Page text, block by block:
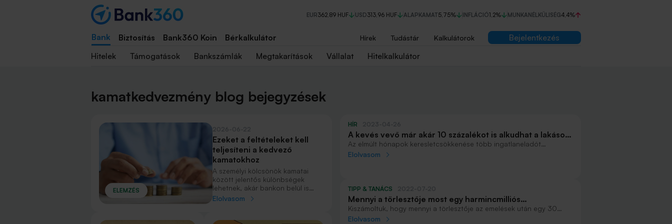
EUR362,89 HUF USD313,96 HUF ALAPKAMAT5,75% INFLÁCIÓ1,2% MUNKANÉLKÜLISÉG4,4%
Bank Biztosítás Bank360 Koin Bérkalkulátor Hírek Tudástár Kalkulátorok
Bejelentkezés
Hitelek
Támogatások Bankszámlák Megtakarítások Vállalat Hitelkalkulátor
kamatkedvezmény blog bejegyzések
ELEMZÉS
Ezeket a feltételeket kell
teljesíteni a kedvező
kamatokhoz
A személyi kölcsönök kamatai
között jelentős különbségek
lehetnek, akár bankon belül is
előfordulhat a 10 százalékpontos
az határozza meg, hogy
Elolvasom
HÍR
A kevés vevő már akár 10 százalékot is alkudhat a lakások
árából
Az elmúlt hónapok keresletcsökkenése több ingatlaneladót
rákényszerített az alkura. Akár 10 százalékos árcsökkenés is elérhető
Elolvasom
TIPP & TANÁCS
Mennyi a törlesztője most egy harmincmilliós
lakáshitelnek, és mire jár kamatkedvezmény?
Kiszámoltuk, hogy mennyi a törlesztője az emelések után egy 30
millió forintos jelzáloghitelnek, és hogyan lehet akár egyszázalékos
Elolvasom